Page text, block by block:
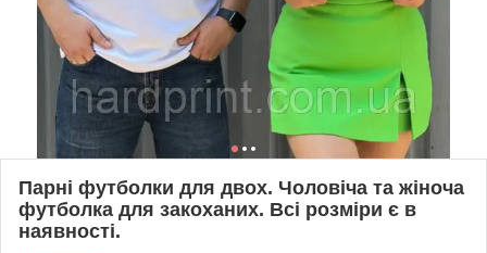
Парні футболки для двох. Чоловіча та жіноча
футболка для закоханих. Всі розміри є в
наявності.